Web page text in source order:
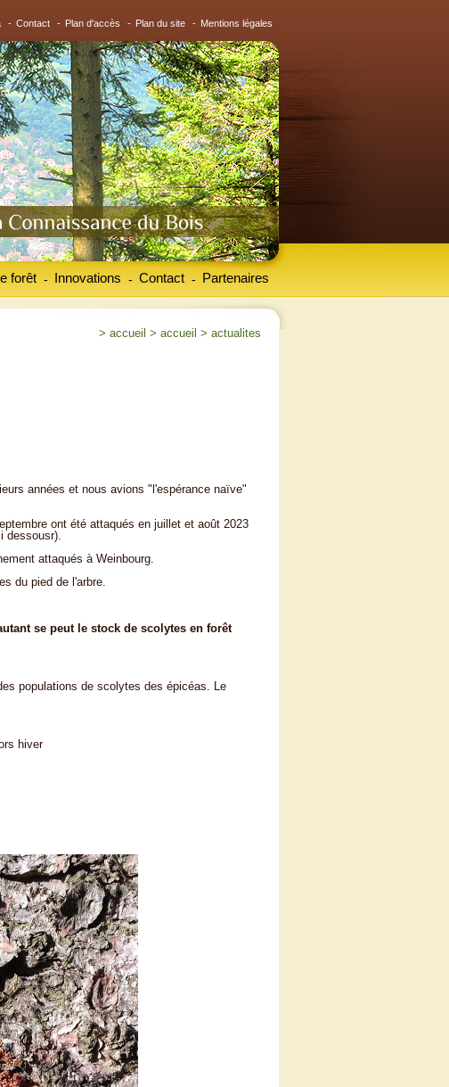
- Contact - Plan d'accès - Plan du site - Mentions légales
forêt Innovations
- Contact
- Partenaires
-
> accueil > accueil > actualites
années et nous avions "l'espérance naïve"
ont été attaqués en juillet et août 2023
dessousr).
attaqués à Weinbourg.
du pied de l'arbre.
se peut le stock de scolytes en forêt
populations de scolytes des épicéas. Le
hiver